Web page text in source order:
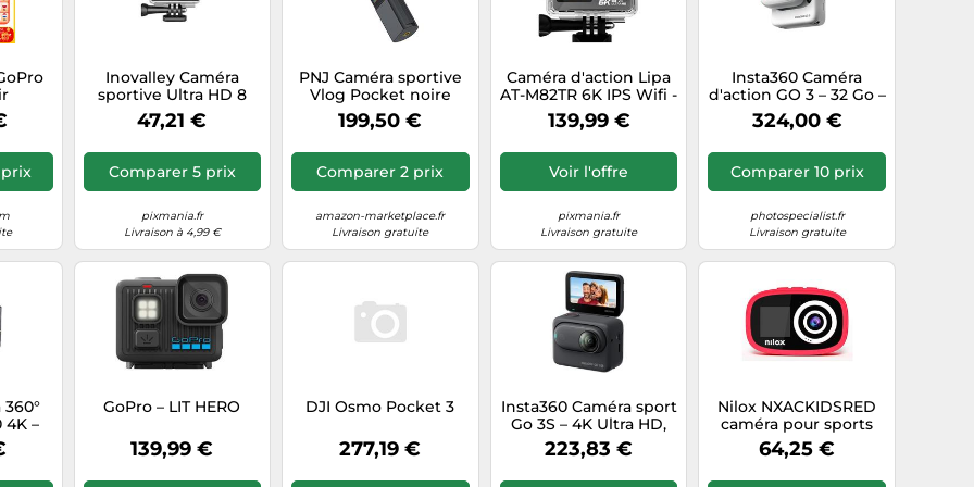
Inovalley Caméra
sportive Ultra HD 8
Mpx 4K WiFi G
47,21 €
Comparer 5 prix
pixmania.fr
Livraison à 4,99 €
PNJ Caméra sportive
Vlog Pocket noire
199,50 €
Comparer 2 prix
amazon-marketplace.fr
Livraison gratuite
Caméra d'action Lipa
AT-M82TR 6K IPS Wifi -
Caméra d'action
étanche - Vision
Sony IMX - 21
accessoires -
139,99 €
Voir l'offre
pixmania.fr
Livraison gratuite
Insta360 Caméra
d'action GO 3 – 32 Go –
Blanc
324,00 €
Comparer 10 prix
photospecialist.fr
Livraison gratuite
4K –
GoPro – LIT HERO
139,99 €
DJI Osmo Pocket 3
277,19 €
Insta360 Caméra sport
Go 3S – 4K Ultra HD,
128 Go, Wi‑Fi et
Bluetooth – Noir
(Édition Standard)
223,83 €
Nilox NXACKIDSRED
caméra pour sports
d'action 12 MP Full HD
CMOS 60 g
64,25 €